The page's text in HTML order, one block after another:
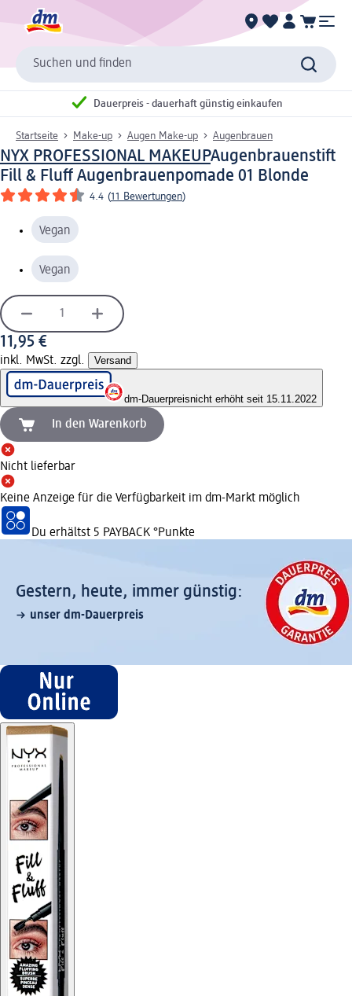
Suchen und finden
Dauerpreis - dauerhaft günstig einkaufen
Startseite Make-up Augen Make-up Augenbrauen
NYX PROFESSIONAL MAKEUPAugenbrauenstift
Fill & Fluff Augenbrauenpomade 01 Blonde
4.4 (11 Bewertungen)
Vegan
Vegan
11,95 €
inkl. MwSt. zzgl. Versand
dm-Dauerpreisnicht erhöht seit 15.11.2022
In den Warenkorb
Nicht lieferbar
Keine Anzeige für die Verfügbarkeit im dm-Markt möglich
Du erhältst 5 PAYBACK °Punkte
Gestern, heute, immer günstig:
unser dm-Dauerpreis